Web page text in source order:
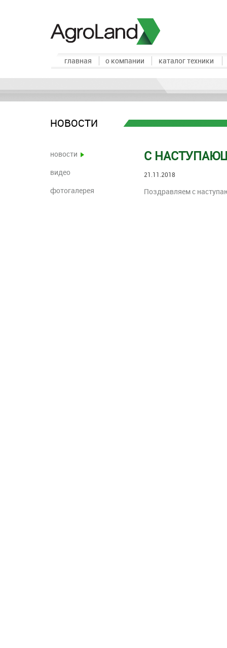
главная о компании каталог техники
НОВОСТИ
новости
видео
фотогалерея
С
21.11.2018
Поздравляем с